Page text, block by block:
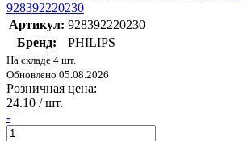
928392220230
Артикул: 928392220230
Бренд:
PHILIPS
На складе 4 шт.
Обновлено 05.08.2026
Розничная цена:
24.10 / шт.
-